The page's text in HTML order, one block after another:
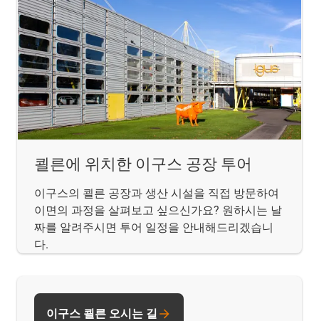
쾰른에 위치한 이구스 공장 투어
이구스의 쾰른 공장과 생산 시설을 직접 방문하여
이면의 과정을 살펴보고 싶으신가요? 원하시는 날
짜를 알려주시면 투어 일정을 안내해드리겠습니
다.
이구스 쾰른 오시는 길